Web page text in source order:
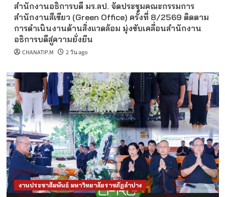
สำนักงานอธิการบดี มร.ลป. จัดประชุมคณะกรรมการ
สำนักงานสีเขียว (Green Office) ครั้งที่ 8/2569 ติดตาม
การดำเนินงานด้านสิ่งแวดล้อม มุ่งขับเคลื่อนสำนักงาน
อธิการบดีสู่ความยั่งยืน
CHANATIP.M 2 วัน ago
งานประชาสัมพันธ์ มหาวิทยาลัยราชภัฏลำปาง